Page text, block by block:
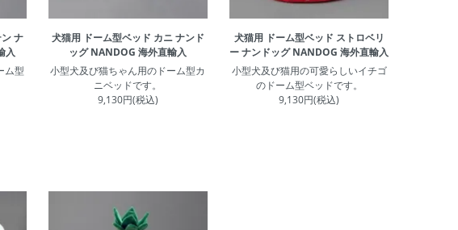
ナ
入
ム型
犬猫用 ドーム型ベッド カニ ナンド
ッグ NANDOG 海外直輸入
小型犬及び猫ちゃん用のドーム型カ
ニベッドです。
9,130円(税込)
犬猫用 ドーム型ベッド ストロベリ
ー ナンドッグ NANDOG 海外直輸入
小型犬及び猫用の可愛らしいイチゴ
のドーム型ベッドです。
9,130円(税込)